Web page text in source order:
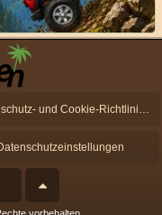
Datenschutz- und Cookie-Richtlinien